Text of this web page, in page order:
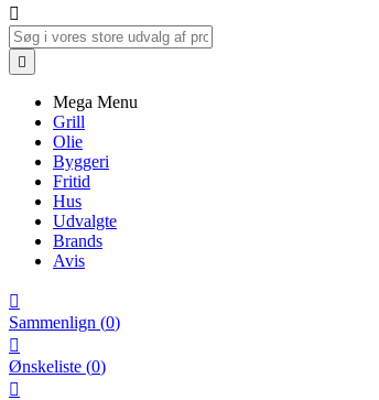


Mega Menu
Grill
Olie
Byggeri
Fritid
Hus
Udvalgte
Brands
Avis

Sammenlign (0)

Ønskeliste (0)
